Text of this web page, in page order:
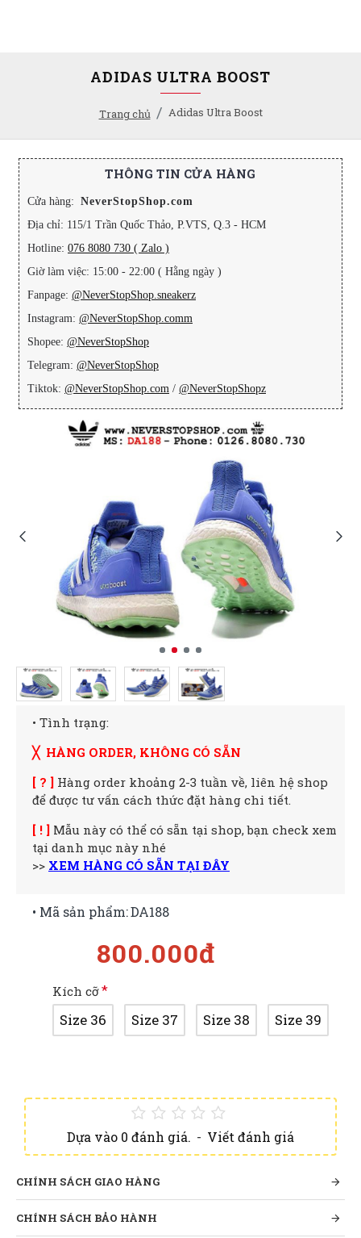
Trang chủ Adidas Ultra Boost
ADIDAS ULTRA BOOST
THÔNG TIN CỬA HÀNG
Cửa hàng: NeverStopShop.com
Địa chỉ: 115/1 Trần Quốc Thảo, P.VTS, Q.3 - HCM
Hotline: 076 8080 730 ( Zalo )
Giờ làm việc: 15:00 - 22:00 ( Hằng ngày )
Fanpage: @NeverStopShop.sneakerz
Instagram: @NeverStopShop.comm
Shopee: @NeverStopShop
Telegram: @NeverStopShop
Tiktok: @NeverStopShop.com / @NeverStopShopz
• Tình trạng:
╳ HÀNG ORDER, KHÔNG CÓ SẴN
[ ? ] Hàng order khoảng 2-3 tuần về, liên hệ shop
để được tư vấn cách thức đặt hàng chi tiết.
[ ! ] Mẫu này có thể có sẵn tại shop, bạn check xem
tại danh mục này nhé
>> XEM HÀNG CÓ SẴN TẠI ĐÂY
Dựa vào 0 đánh giá. - Viết đánh giá
800.000đ
• Mã sản phẩm:DA188
Kích cỡ
Size 36 Size 37 Size 38 Size 39
CHÍNH SÁCH GIAO HÀNG
CHÍNH SÁCH BẢO HÀNH